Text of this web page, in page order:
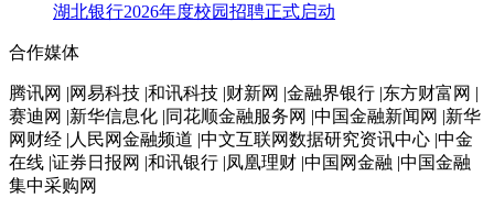
湖北银行2026年度校园招聘正式启动
合作媒体
腾讯网 |网易科技 |和讯科技 |财新网 |金融界银行 |东方财富网 |
赛迪网 |新华信息化 |同花顺金融服务网 |中国金融新闻网 |新华
网财经 |人民网金融频道 |中文互联网数据研究资讯中心 |中金
在线 |证券日报网 |和讯银行 |凤凰理财 |中国网金融 |中国金融
集中采购网